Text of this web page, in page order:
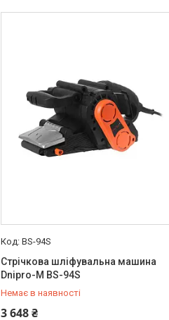
BS-94S
Стрічкова шліфувальна машина
Dnipro-M BS-94S
Немає в наявності
3 648 ₴
+380 (50) 579-79-28